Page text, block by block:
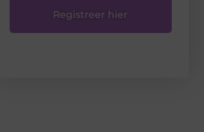
Registreer hier